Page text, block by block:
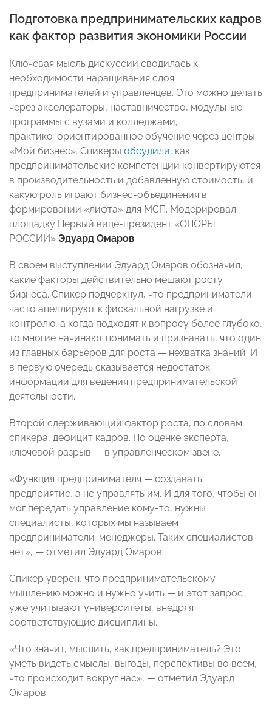
Подготовка предпринимательских кадров
как фактор развития экономики России
Ключевая мысль дискуссии сводилась к
необходимости наращивания слоя
предпринимателей и управленцев. Это можно делать
через акселераторы, наставничество, модульные
программы с вузами и колледжами,
практико‑ориентированное обучение через центры
«Мой бизнес». Спикеры обсудили, как
предпринимательские компетенции конвертируются
в производительность и добавленную стоимость, и
какую роль играют бизнес‑объединения в
формировании «лифта» для МСП. Модерировал
площадку Первый вице‑президент «ОПОРЫ
РОССИИ» Эдуард Омаров.
В своем выступлении Эдуард Омаров обозначил,
какие факторы действительно мешают росту
бизнеса. Спикер подчеркнул, что предприниматели
часто апеллируют к фискальной нагрузке и
контролю, а когда подходят к вопросу более глубоко,
то многие начинают понимать и признавать, что один
из главных барьеров для роста — нехватка знаний. И
в первую очередь сказывается недостаток
информации для ведения предпринимательской
деятельности.
Второй сдерживающий фактор роста, по словам
спикера, дефицит кадров. По оценке эксперта,
ключевой разрыв — в управленческом звене.
«Функция предпринимателя — создавать
предприятие, а не управлять им. И для того, чтобы он
мог передать управление кому‑то, нужны
специалисты, которых мы называем
предприниматели‑менеджеры. Таких специалистов
нет», — отметил Эдуард Омаров.
Спикер уверен, что предпринимательскому
мышлению можно и нужно учить — и этот запрос
уже учитывают университеты, внедряя
соответствующие дисциплины.
«Что значит, мыслить, как предприниматель? Это
уметь видеть смыслы, выгоды, перспективы во всем,
что происходит вокруг нас», — отметил Эдуард
Омаров.